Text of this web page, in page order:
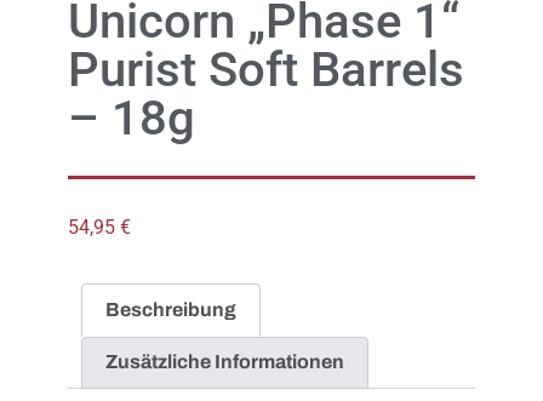
Unicorn „Phase 1“
Purist Soft Barrels
– 18g
54,95 €
Beschreibung
Zusätzliche Informationen